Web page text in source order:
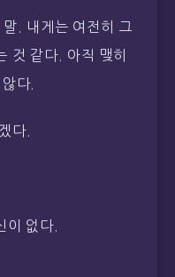
. 내게는 여전히 그
것 같다. 아직 맺히
다.
다.
이 없다.